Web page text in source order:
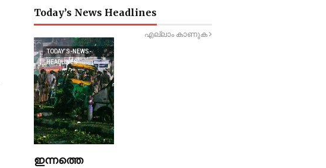
Today’s News Headlines
എല്ലാം കാണുക
TODAY’S-NEWS-
HEADLINES
ഇന്നത്തെ